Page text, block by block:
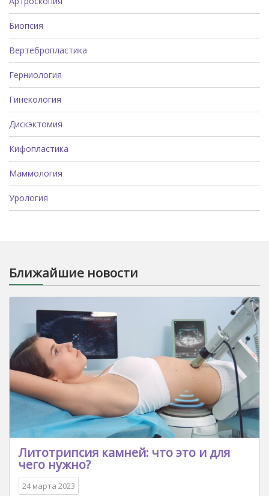
Биопсия
Вертебропластика
Герниология
Гинекология
Дискэктомия
Кифопластика
Маммология
Урология
Ближайшие новости
Литотрипсия камней: что это и для
чего нужно?
24 марта 2023